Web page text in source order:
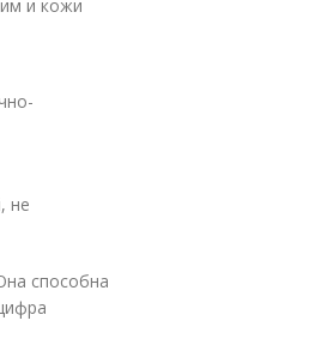
и кожи
не
способна